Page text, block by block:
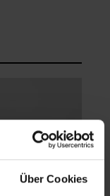
Über Cookies